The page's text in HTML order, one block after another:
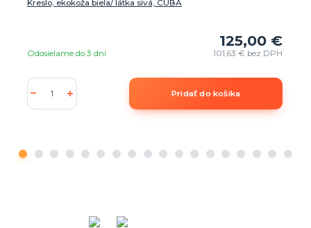
Kreslo, ekokoža biela/ látka sivá, CUBA
125,00 €
101,63 € bez DPH
Odosielame do 3 dní
Pridať do košíka